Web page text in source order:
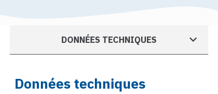
DONNÉES TECHNIQUES
Données techniques